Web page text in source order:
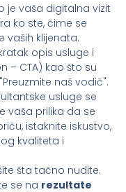
je vaša digitalna vizit
ko ste, čime se
vaših klijenata.
opis usluge i
– CTA) kao što su
naš vodič".
usluge se
vaša prilika da se
istaknite iskustvo,
kvaliteta i
šta tačno nudite.
se na rezultate